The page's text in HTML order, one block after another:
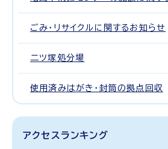
ごみ・リサイクルに関するお知らせ
二ツ塚処分場
使用済みはがき・封筒の拠点回収
アクセスランキング